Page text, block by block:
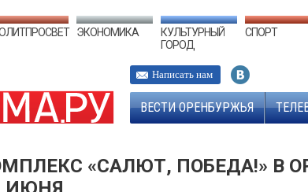
ЭКОНОМИКА
КУЛЬТУРНЫЙ
ГОРОД
СПОРТ
Написать нам
ВЕСТИ ОРЕНБУРЖЬЯ
«САЛЮТ, ПОБЕДА!» В